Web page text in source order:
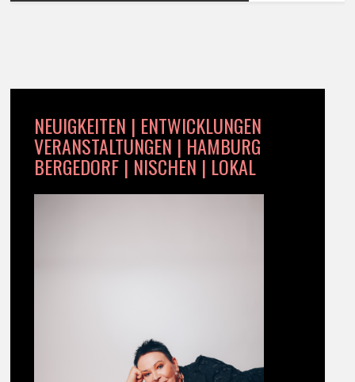
NEUIGKEITEN | ENTWICKLUNGEN
VERANSTALTUNGEN | HAMBURG
BERGEDORF | NISCHEN | LOKAL